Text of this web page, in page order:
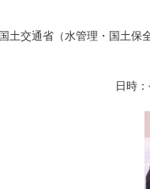
国土交通省（水管理・国土保
日時